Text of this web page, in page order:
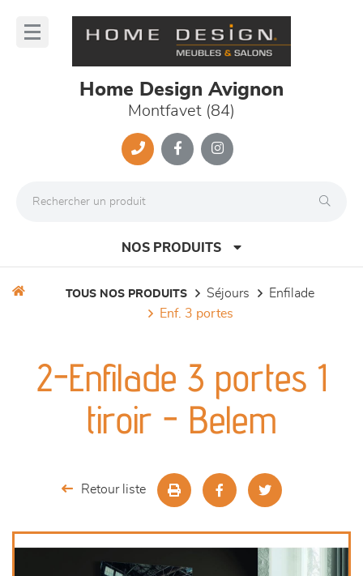
Home Design Avignon
Montfavet (84)
NOS PRODUITS
séjours
meubles de complément
TOUS NOS PRODUITS séjours
enfilade
enf. 3 portes
2-Enfilade 3 portes 1
tiroir - Belem
Retour liste